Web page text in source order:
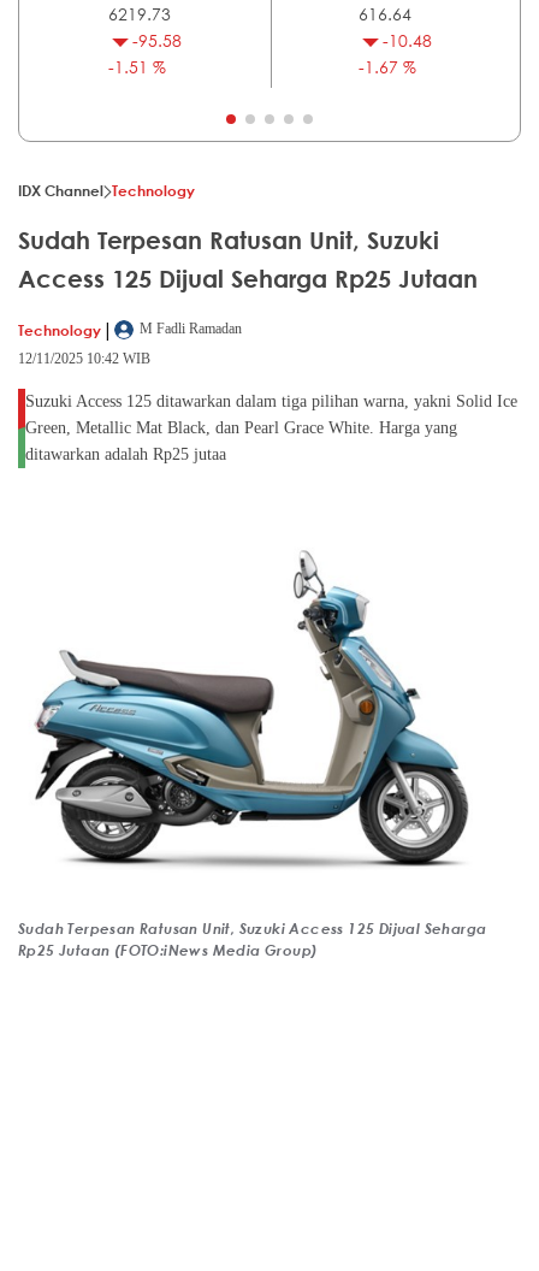
6219.73
-95.58
-1.51 %
616.64
-10.48
-1.67 %
IDX Channel Technology
Sudah Terpesan Ratusan Unit, Suzuki
Access 125 Dijual Seharga Rp25 Jutaan
Technology |
M Fadli Ramadan
12/11/2025 10:42 WIB
Suzuki Access 125 ditawarkan dalam tiga pilihan warna, yakni Solid Ice
Green, Metallic Mat Black, dan Pearl Grace White. Harga yang
ditawarkan adalah Rp25 jutaa
Sudah Terpesan Ratusan Unit, Suzuki Access 125 Dijual Seharga
Rp25 Jutaan (FOTO:iNews Media Group)